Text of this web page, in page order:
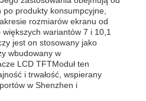
po produkty konsumpcyjne,
rozmiarów ekranu od
wariantów 7 i 10,1
jest on stosowany jako
wbudowany w
LCD TFTModuł ten
i trwałość, wspierany
w Shenzhen i